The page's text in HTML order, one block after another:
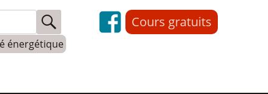
énergétique
Cours gratuits